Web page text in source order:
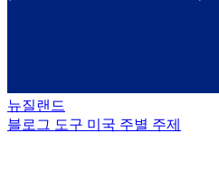
뉴질랜드
블로그 도구 미국 주별 주제